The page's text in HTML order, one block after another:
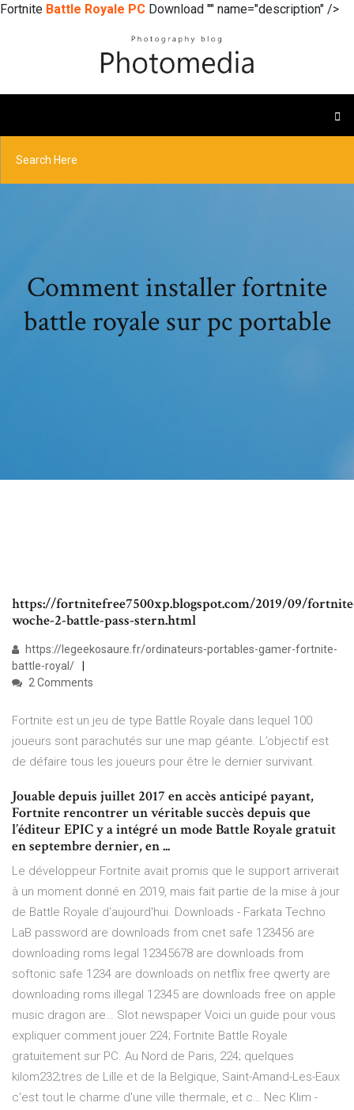
Fortnite Battle Royale PC Download "" name="description" />
Comment installer fortnite
battle royale sur pc portable
https://fortnitefree7500xp.blogspot.com/2019/09/
woche-2-battle-pass-stern.html
https://legeekosaure.fr/ordinateurs-portables-gamer-fortnite-
battle-royal/
2 Comments
Fortnite est un jeu de type Battle Royale dans lequel 100
joueurs sont parachutés sur une map géante. L’objectif est
de défaire tous les joueurs pour être le dernier survivant.
Jouable depuis juillet 2017 en accès anticipé payant,
Fortnite rencontrer un véritable succès depuis que
l’éditeur EPIC y a intégré un mode Battle Royale gratuit
en septembre dernier, en ...
Le développeur Fortnite avait promis que le support arriverait
à un moment donné en 2019, mais fait partie de la mise à jour
de Battle Royale d'aujourd'hui. Downloads - Farkata Techno
LaB password are downloads from cnet safe 123456 are
downloading roms legal 12345678 are downloads from
softonic safe 1234 are downloads on netflix free qwerty are
downloading roms illegal 12345 are downloads free on apple
music dragon are… Slot newspaper Voici un guide pour vous
expliquer comment jouer 224; Fortnite Battle Royale
gratuitement sur PC. Au Nord de Paris, 224; quelques
kilom232;tres de Lille et de la Belgique, Saint-Amand-Les-Eaux
c'est tout le charme d'une ville thermale, et c… Nec Klim -